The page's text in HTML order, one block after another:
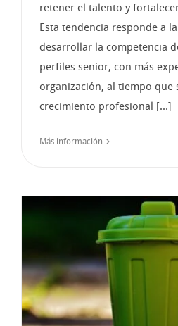
retener el talento y
Esta tendencia responde a
desarrollar la competencia
perfiles senior, con más
organización, al tiempo que
crecimiento profesional [...]
Más información